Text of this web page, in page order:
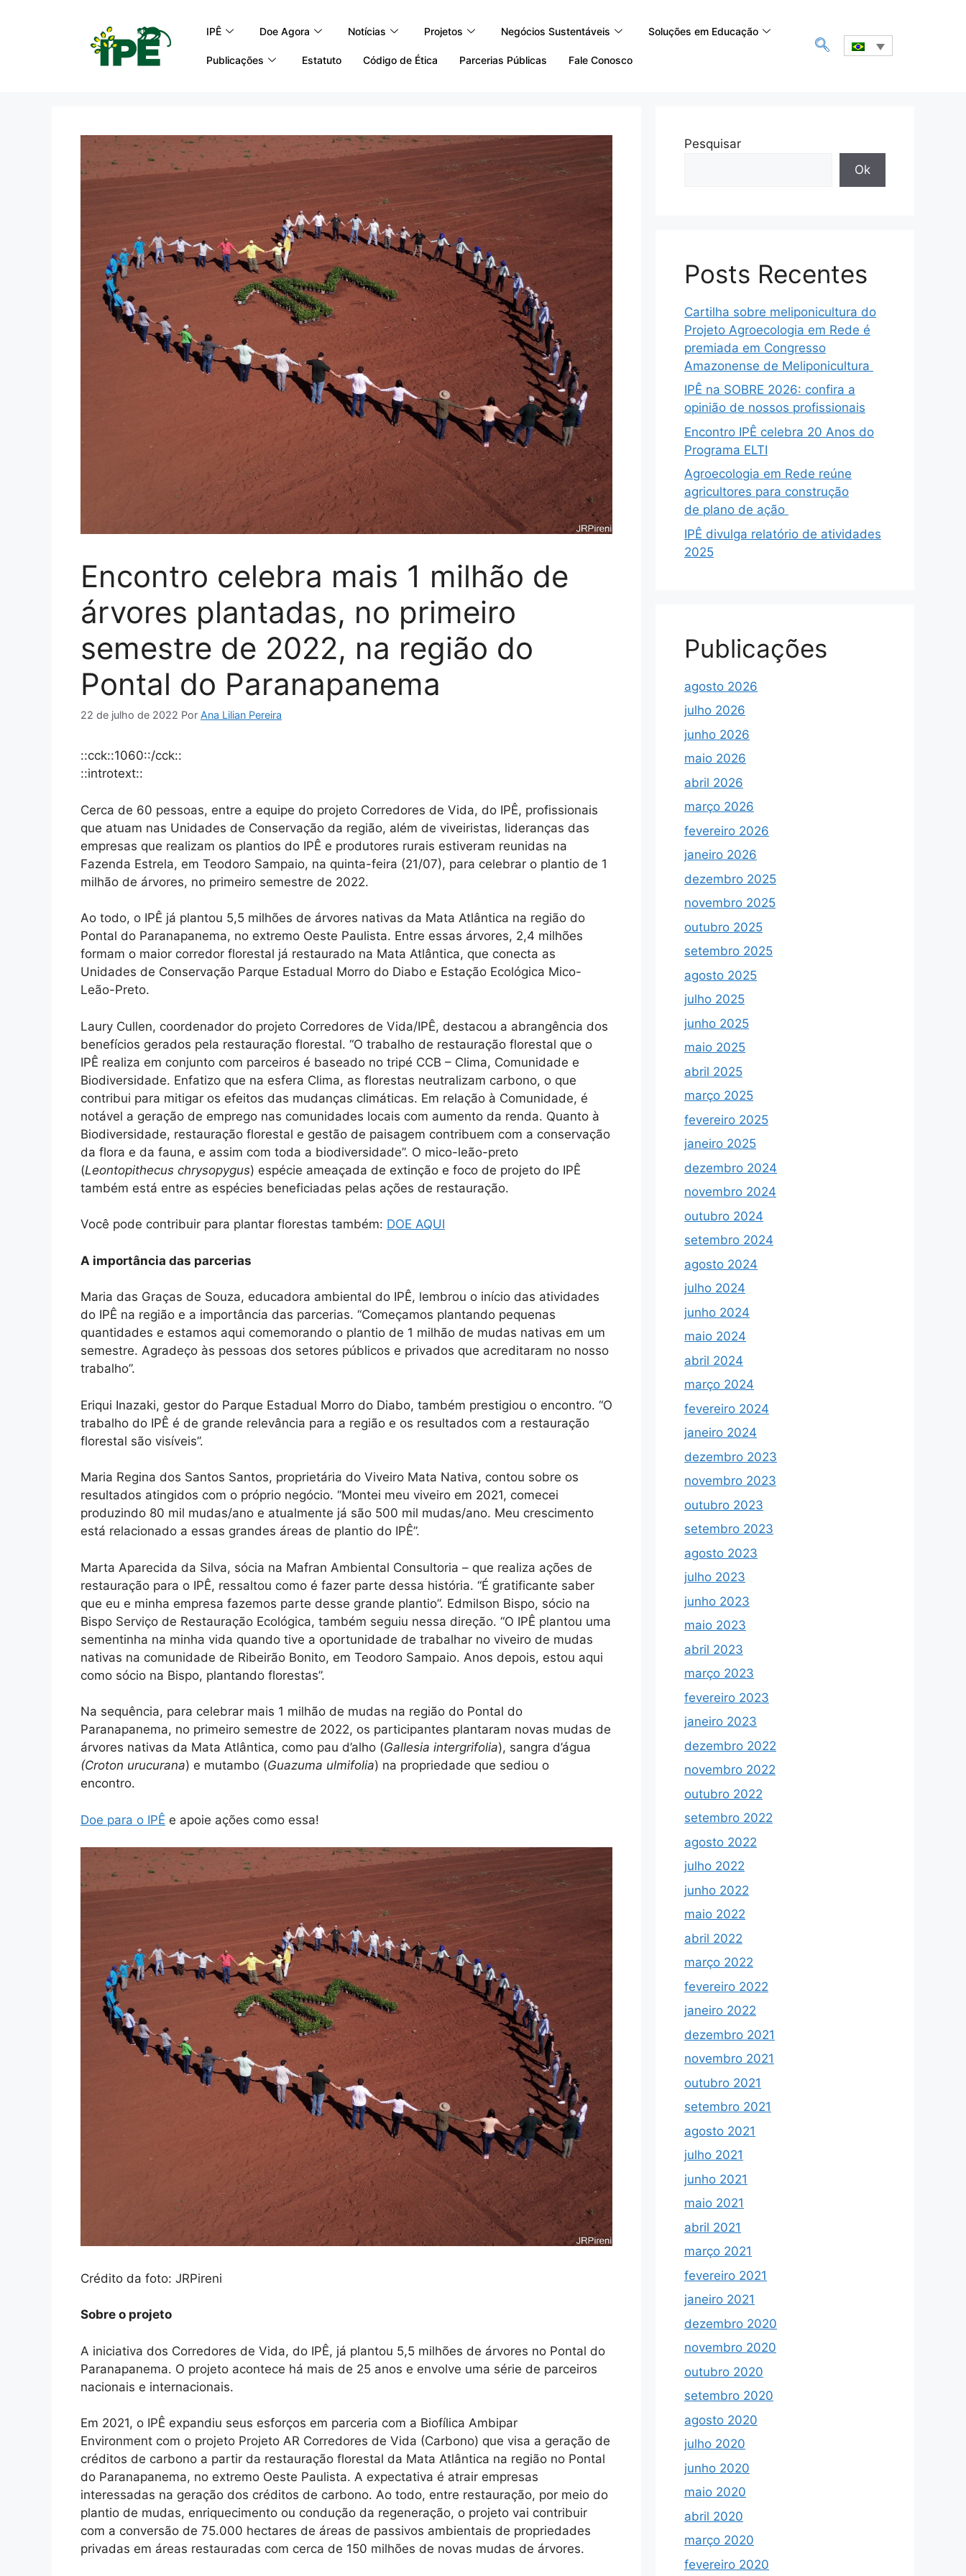
IPÊ Doe Agora Notícias Projetos Negócios Sustentáveis Soluções em Educação
Publicações Estatuto Código de Ética Parcerias Públicas Fale Conosco
Encontro celebra mais 1 milhão de
árvores plantadas, no primeiro
semestre de 2022, na região do
Pontal do Paranapanema
22 de julho de 2022 Por Ana Lilian Pereira
::cck::1060::/cck::
::introtext::
Cerca de 60 pessoas, entre a equipe do projeto Corredores de Vida, do IPÊ, profissionais
que atuam nas Unidades de Conservação da região, além de viveiristas, lideranças das
empresas que realizam os plantios do IPÊ e produtores rurais estiveram reunidas na
Fazenda Estrela, em Teodoro Sampaio, na quinta-feira (21/07), para celebrar o plantio de 1
milhão de árvores, no primeiro semestre de 2022.
Ao todo, o IPÊ já plantou 5,5 milhões de árvores nativas da Mata Atlântica na região do
Pontal do Paranapanema, no extremo Oeste Paulista. Entre essas árvores, 2,4 milhões
formam o maior corredor florestal já restaurado na Mata Atlântica, que conecta as
Unidades de Conservação Parque Estadual Morro do Diabo e Estação Ecológica Mico-
Leão-Preto.
Laury Cullen, coordenador do projeto Corredores de Vida/IPÊ, destacou a abrangência dos
benefícios gerados pela restauração florestal. “O trabalho de restauração florestal que o
IPÊ realiza em conjunto com parceiros é baseado no tripé CCB – Clima, Comunidade e
Biodiversidade. Enfatizo que na esfera Clima, as florestas neutralizam carbono, o que
contribui para mitigar os efeitos das mudanças climáticas. Em relação à Comunidade, é
notável a geração de emprego nas comunidades locais com aumento da renda. Quanto à
Biodiversidade, restauração florestal e gestão de paisagem contribuem com a conservação
da flora e da fauna, e assim com toda a biodiversidade”. O mico-leão-preto
(Leontopithecus chrysopygus) espécie ameaçada de extinção e foco de projeto do IPÊ
também está entre as espécies beneficiadas pelas ações de restauração.
Você pode contribuir para plantar florestas também: DOE AQUI
A importância das parcerias
Maria das Graças de Souza, educadora ambiental do IPÊ, lembrou o início das atividades
do IPÊ na região e a importância das parcerias. “Começamos plantando pequenas
quantidades e estamos aqui comemorando o plantio de 1 milhão de mudas nativas em um
semestre. Agradeço às pessoas dos setores públicos e privados que acreditaram no nosso
trabalho”.
Eriqui Inazaki, gestor do Parque Estadual Morro do Diabo, também prestigiou o encontro. “O
trabalho do IPÊ é de grande relevância para a região e os resultados com a restauração
florestal são visíveis”.
Maria Regina dos Santos Santos, proprietária do Viveiro Mata Nativa, contou sobre os
resultados atingidos com o próprio negócio. “Montei meu viveiro em 2021, comecei
produzindo 80 mil mudas/ano e atualmente já são 500 mil mudas/ano. Meu crescimento
está relacionado a essas grandes áreas de plantio do IPÊ”.
Marta Aparecida da Silva, sócia na Mafran Ambiental Consultoria – que realiza ações de
restauração para o IPÊ, ressaltou como é fazer parte dessa história. “É gratificante saber
que eu e minha empresa fazemos parte desse grande plantio”. Edmilson Bispo, sócio na
Bispo Serviço de Restauração Ecológica, também seguiu nessa direção. “O IPÊ plantou uma
sementinha na minha vida quando tive a oportunidade de trabalhar no viveiro de mudas
nativas na comunidade de Ribeirão Bonito, em Teodoro Sampaio. Anos depois, estou aqui
como sócio na Bispo, plantando florestas”.
Na sequência, para celebrar mais 1 milhão de mudas na região do Pontal do
Paranapanema, no primeiro semestre de 2022, os participantes plantaram novas mudas de
árvores nativas da Mata Atlântica, como pau d’alho (Gallesia intergrifolia), sangra d’água
(Croton urucurana) e mutambo (Guazuma ulmifolia) na propriedade que sediou o
encontro.
Doe para o IPÊ e apoie ações como essa!
Crédito da foto: JRPireni
Sobre o projeto
A iniciativa dos Corredores de Vida, do IPÊ, já plantou 5,5 milhões de árvores no Pontal do
Paranapanema. O projeto acontece há mais de 25 anos e envolve uma série de parceiros
nacionais e internacionais.
Em 2021, o IPÊ expandiu seus esforços em parceria com a Biofílica Ambipar
Environment com o projeto Projeto AR Corredores de Vida (Carbono) que visa a geração de
créditos de carbono a partir da restauração florestal da Mata Atlântica na região no Pontal
do Paranapanema, no extremo Oeste Paulista. A expectativa é atrair empresas
interessadas na geração dos créditos de carbono. Ao todo, entre restauração, por meio do
plantio de mudas, enriquecimento ou condução da regeneração, o projeto vai contribuir
com a conversão de 75.000 hectares de áreas de passivos ambientais de propriedades
privadas em áreas restauradas com cerca de 150 milhões de novas mudas de árvores.
Pesquisar
Ok
Posts Recentes
Cartilha sobre meliponicultura do
Projeto Agroecologia em Rede é
premiada em Congresso
Amazonense de Meliponicultura
IPÊ na SOBRE 2026: confira a
opinião de nossos profissionais
Encontro IPÊ celebra 20 Anos do
Programa ELTI
Agroecologia em Rede reúne
agricultores para construção
de plano de ação
IPÊ divulga relatório de atividades
2025
Publicações
agosto 2026
julho 2026
junho 2026
maio 2026
abril 2026
março 2026
fevereiro 2026
janeiro 2026
dezembro 2025
novembro 2025
outubro 2025
setembro 2025
agosto 2025
julho 2025
junho 2025
maio 2025
abril 2025
março 2025
fevereiro 2025
janeiro 2025
dezembro 2024
novembro 2024
outubro 2024
setembro 2024
agosto 2024
julho 2024
junho 2024
maio 2024
abril 2024
março 2024
fevereiro 2024
janeiro 2024
dezembro 2023
novembro 2023
outubro 2023
setembro 2023
agosto 2023
julho 2023
junho 2023
maio 2023
abril 2023
março 2023
fevereiro 2023
janeiro 2023
dezembro 2022
novembro 2022
outubro 2022
setembro 2022
agosto 2022
julho 2022
junho 2022
maio 2022
abril 2022
março 2022
fevereiro 2022
janeiro 2022
dezembro 2021
novembro 2021
outubro 2021
setembro 2021
agosto 2021
julho 2021
junho 2021
maio 2021
abril 2021
março 2021
fevereiro 2021
janeiro 2021
dezembro 2020
novembro 2020
outubro 2020
setembro 2020
agosto 2020
julho 2020
junho 2020
maio 2020
abril 2020
março 2020
fevereiro 2020